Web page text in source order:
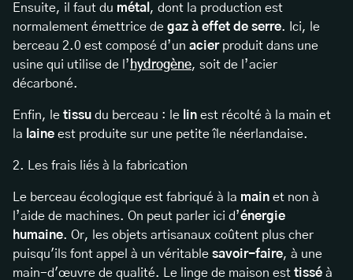
Ensuite, il faut du métal , dont la production est
normalement émettrice de gaz à effet de serre. Ici, le
berceau 2.0 est composé d’un acierproduit dans une
usine qui utilise de l’ hydrogène, soit de l’acier
décarboné.
Enfin, le tissu du berceau : le lin est récolté à la main et
la laine est produite sur une petite île néerlandaise.
2. Les frais liés à la fabrication
Le berceau écologique est fabriqué à la main et non à
l’aide de machines. On peut parler ici d’énergie
humaine. Or, les objets artisanaux coûtent plus cher
puisqu'ils font appel à un véritable savoir-faire, à une
main-d'œuvre de qualité. Le linge de maison est tissé à